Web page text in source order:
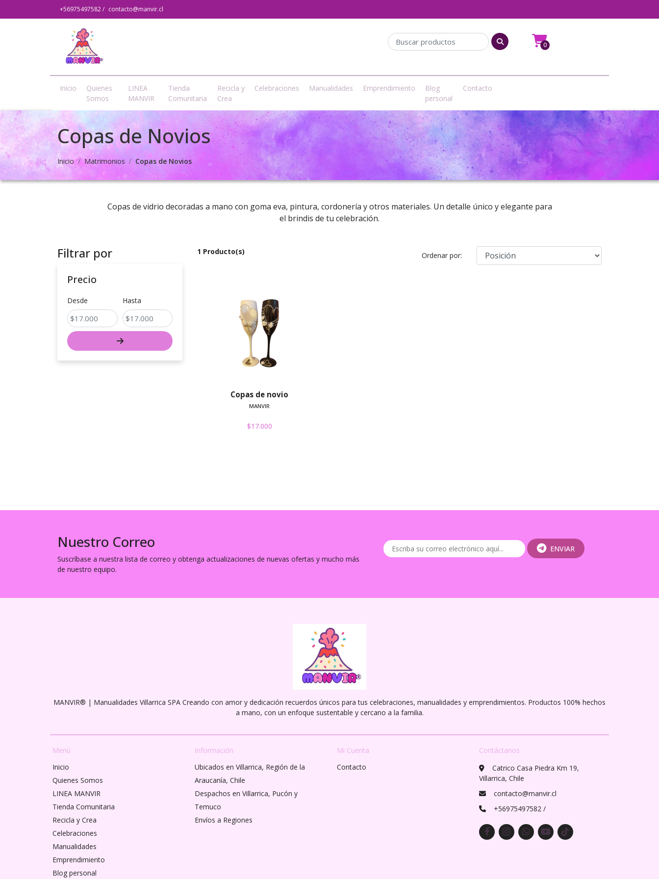
+56975497582 / contacto@manvir.cl
0
Inicio
Quienes
Somos
LINEA
MANVIR
Tienda
Comunitaria
Recicla y
Crea
Celebraciones Manualidades Emprendimiento
Blog
personal
Contacto
Copas de Novios
Inicio Matrimonios Copas de Novios
Copas de vidrio decoradas a mano con goma eva, pintura, cordonería y otros materiales. Un detalle único y elegante para
el brindis de tu celebración.
Filtrar por
Precio
Desde Hasta
1 Producto(s) Ordenar por:
Copas de novio
MANVIR
$17.000
Nuestro Correo
Suscríbase a nuestra lista de correo y obtenga actualizaciones de nuevas ofertas y mucho más
de nuestro equipo.
ENVIAR
MANVIR® | Manualidades Villarrica SPA Creando con amor y dedicación recuerdos únicos para tus celebraciones, manualidades y emprendimientos. Productos 100% hechos
a mano, con un enfoque sustentable y cercano a la familia.
Menú
Inicio
Quienes Somos
LINEA MANVIR
Tienda Comunitaria
Recicla y Crea
Celebraciones
Manualidades
Emprendimiento
Blog personal
Información
Ubicados en Villarrica, Región de la
Araucanía, Chile
Despachos en Villarrica, Pucón y
Temuco
Envíos a Regiones
Mi Cuenta
Contacto
Contáctanos
Catrico Casa Piedra Km 19,
Villarrica, Chile
contacto@manvir.cl
+56975497582 /